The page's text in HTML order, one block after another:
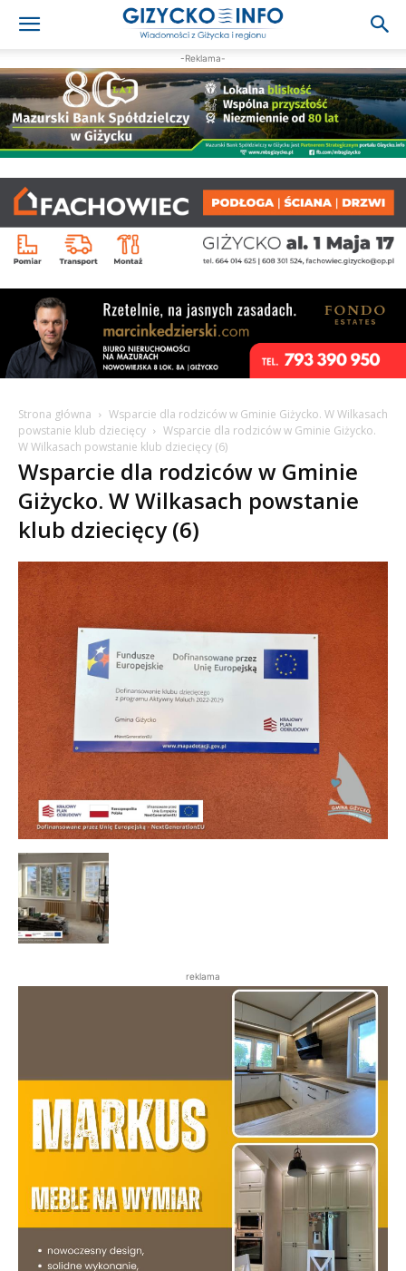
-Reklama-
Strona główna
Wsparcie dla rodziców w Gminie Giżycko. W Wilkasach
powstanie klub dziecięcy
Wsparcie dla rodziców w Gminie Giżycko.
W Wilkasach powstanie klub dziecięcy (6)
Wsparcie dla rodziców w Gminie
Giżycko. W Wilkasach powstanie
klub dziecięcy (6)
reklama